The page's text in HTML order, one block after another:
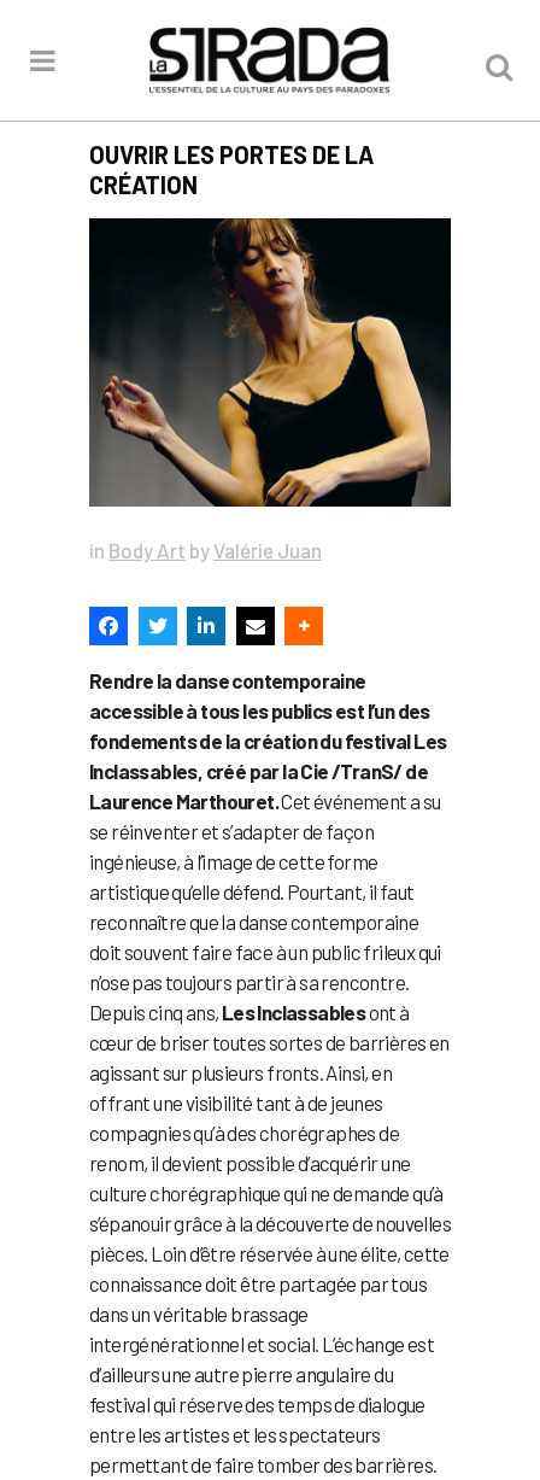
OUVRIR LES PORTES DE LA
CRÉATION
in Body Art by Valérie Juan
Rendre la danse contemporaine
accessible à tous les publics est l’un des
fondements de la création du festival Les
Inclassables, créé par la Cie /TranS/ de
Laurence Marthouret.Cet événement a su
se réinventer et s’adapter de façon
ingénieuse, à l’image de cette forme
artistique qu’elle défend. Pourtant, il faut
reconnaître que la danse contemporaine
doit souvent faire face à un public frileux qui
n’ose pas toujours partir à sa rencontre.
Depuis cinq ans, Les Inclassablesont à
cœur de briser toutes sortes de barrières en
agissant sur plusieurs fronts. Ainsi, en
offrant une visibilité tant à de jeunes
compagnies qu’à des chorégraphes de
renom, il devient possible d’acquérir une
culture chorégraphique qui ne demande qu’à
s’épanouir grâce à la découverte de nouvelles
pièces. Loin d’être réservée à une élite, cette
connaissance doit être partagée par tous
dans un véritable brassage
intergénérationnel et social. L’échange est
d’ailleurs une autre pierre angulaire du
festival qui réserve des temps de dialogue
entre les artistes et les spectateurs
permettant de faire tomber des barrières.